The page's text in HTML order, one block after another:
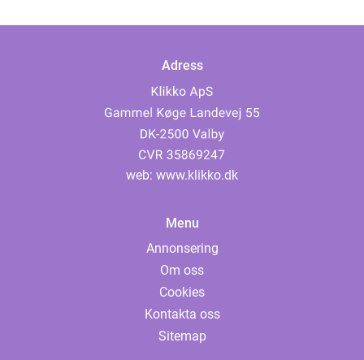
Adress
web: www.klikko.dk
Menu
Annonsering
Om oss
Cookies
Kontakta oss
Sitemap